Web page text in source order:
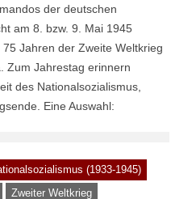
der deutschen
am 8. bzw. 9. Mai 1945
Jahren der Zweite Weltkrieg
Zum Jahrestag erinnern
des Nationalsozialismus,
Eine Auswahl:
(1933-1945)
Zweiter Weltkrieg